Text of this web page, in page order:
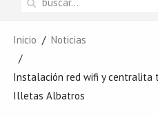
Inicio Noticias
Instalación red wifi y centralita
Illetas Albatros